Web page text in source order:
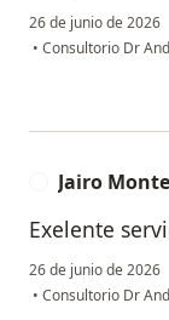
26 de junio de 2026
• Consultorio Dr
Jairo
Exelente
26 de junio de 2026
• Consultorio Dr